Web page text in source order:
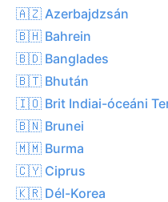
🇦🇿 Azerbajdzsán
🇧🇭 Bahrein
🇧🇩 Banglades
🇧🇹 Bhután
🇮🇴 Brit Indiai-óceáni
🇧🇳 Brunei
🇲🇲 Burma
🇨🇾 Ciprus
🇰🇷 Dél-Korea